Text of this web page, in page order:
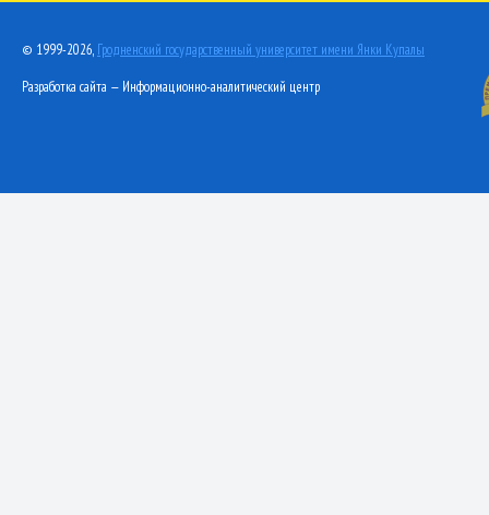
© 1999-2026, Гродненский государственный университет имени Янки Купалы
Разработка сайта — Информационно-аналитический центр